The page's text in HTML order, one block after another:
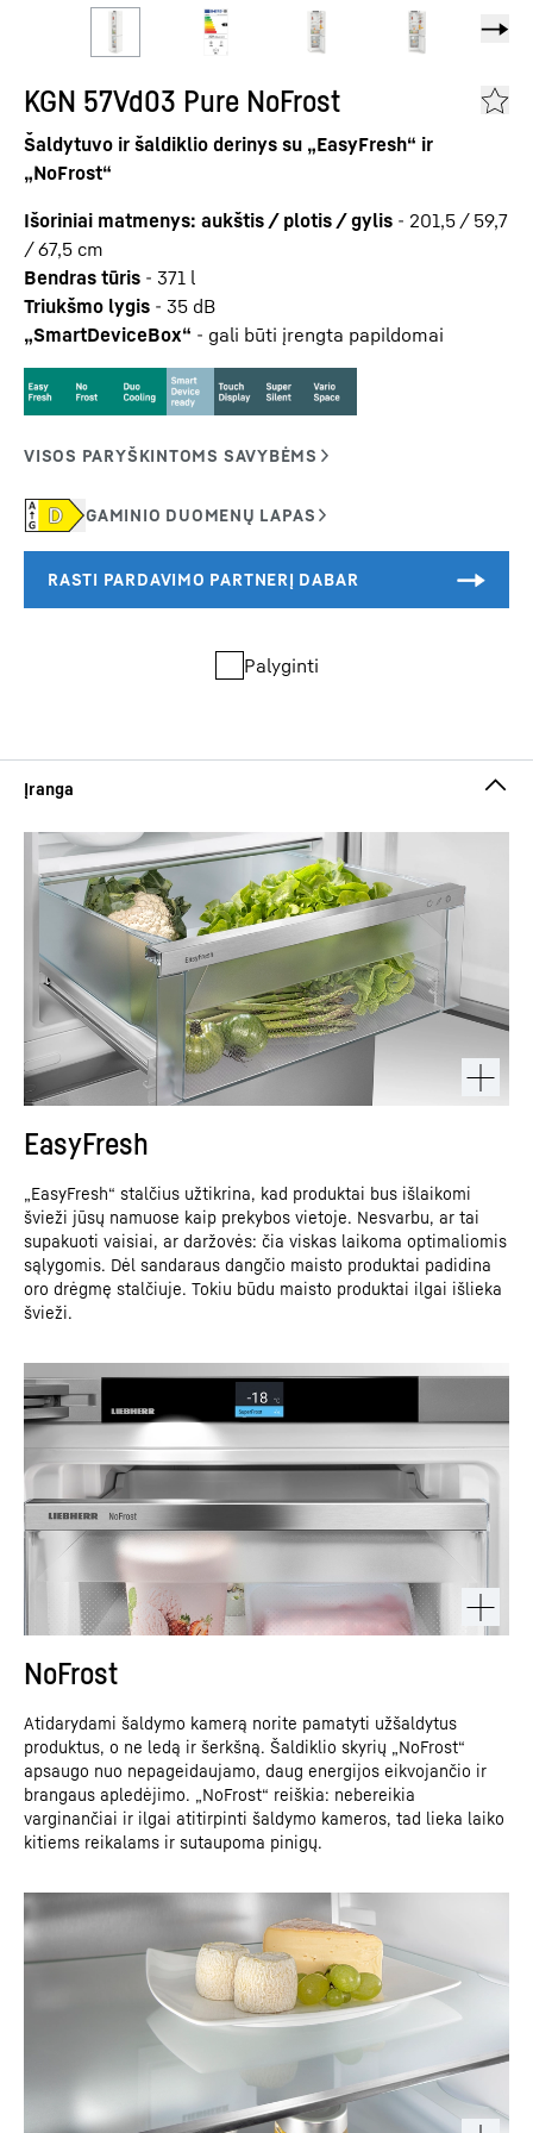
KGN 57Vd03 Pure NoFrost
Šaldytuvo ir šaldiklio derinys su „EasyFresh“ ir
„NoFrost“
Išoriniai matmenys: aukštis / plotis / gylis - 201,5 / 59,7
/ 67,5 cm
Bendras tūris - 371 l
Triukšmo lygis - 35 dB
„SmartDeviceBox“ - gali būti įrengta papildomai
Palyginti
EasyFresh
„EasyFresh“ stalčius užtikrina, kad produktai bus išlaikomi
švieži jūsų namuose kaip prekybos vietoje. Nesvarbu, ar tai
supakuoti vaisiai, ar daržovės: čia viskas laikoma optimaliomis
sąlygomis. Dėl sandaraus dangčio maisto produktai padidina
oro drėgmę stalčiuje. Tokiu būdu maisto produktai ilgai išlieka
švieži.
NoFrost
Atidarydami šaldymo kamerą norite pamatyti užšaldytus
produktus, o ne ledą ir šerkšną. Šaldiklio skyrių „NoFrost“
apsaugo nuo nepageidaujamo, daug energijos eikvojančio ir
brangaus apledėjimo. „NoFrost“ reiškia: nebereikia
varginančiai ir ilgai atitirpinti šaldymo kameros, tad lieka laiko
kitiems reikalams ir sutaupoma pinigų.